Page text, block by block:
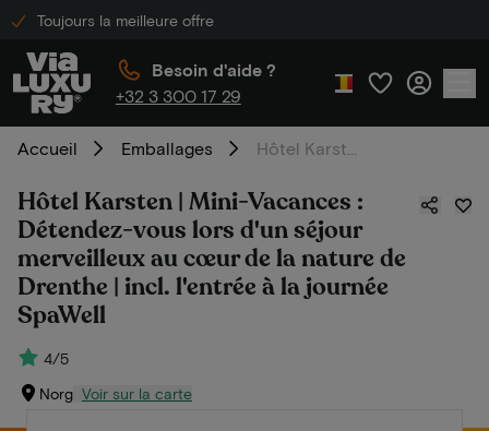
Toujours la meilleure offre
Besoin d'aide ?
+32 3 300 17 29
Accueil Emballages
Hôtel Karsten | Mini-Vacances :
Détendez-vous lors d'un séjour
merveilleux au cœur de la nature de
Drenthe | incl. l'entrée à la journée
SpaWell
4/5
Norg Voir sur la carte